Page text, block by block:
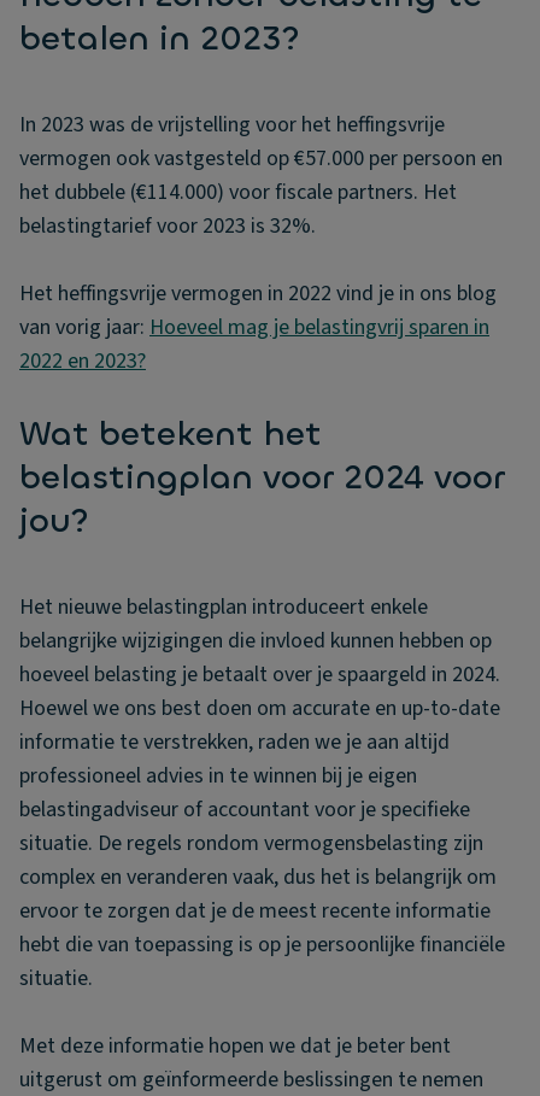
betalen in 2023?
In 2023 was de vrijstelling voor het heffingsvrije
vermogen ook vastgesteld op €57.000 per persoon en
het dubbele (€114.000) voor fiscale partners. Het
belastingtarief voor 2023 is 32%.
Het heffingsvrije vermogen in 2022 vind je in ons blog
van vorig jaar: Hoeveel mag je belastingvrij sparen in
2022 en 2023?
Wat betekent het
belastingplan voor 2024 voor
jou?
Het nieuwe belastingplan introduceert enkele
belangrijke wijzigingen die invloed kunnen hebben op
hoeveel belasting je betaalt over je spaargeld in 2024.
Hoewel we ons best doen om accurate en up-to-date
informatie te verstrekken, raden we je aan altijd
professioneel advies in te winnen bij je eigen
belastingadviseur of accountant voor je specifieke
situatie. De regels rondom vermogensbelasting zijn
complex en veranderen vaak, dus het is belangrijk om
ervoor te zorgen dat je de meest recente informatie
hebt die van toepassing is op je persoonlijke financiële
situatie.
Met deze informatie hopen we dat je beter bent
uitgerust om geïnformeerde beslissingen te nemen